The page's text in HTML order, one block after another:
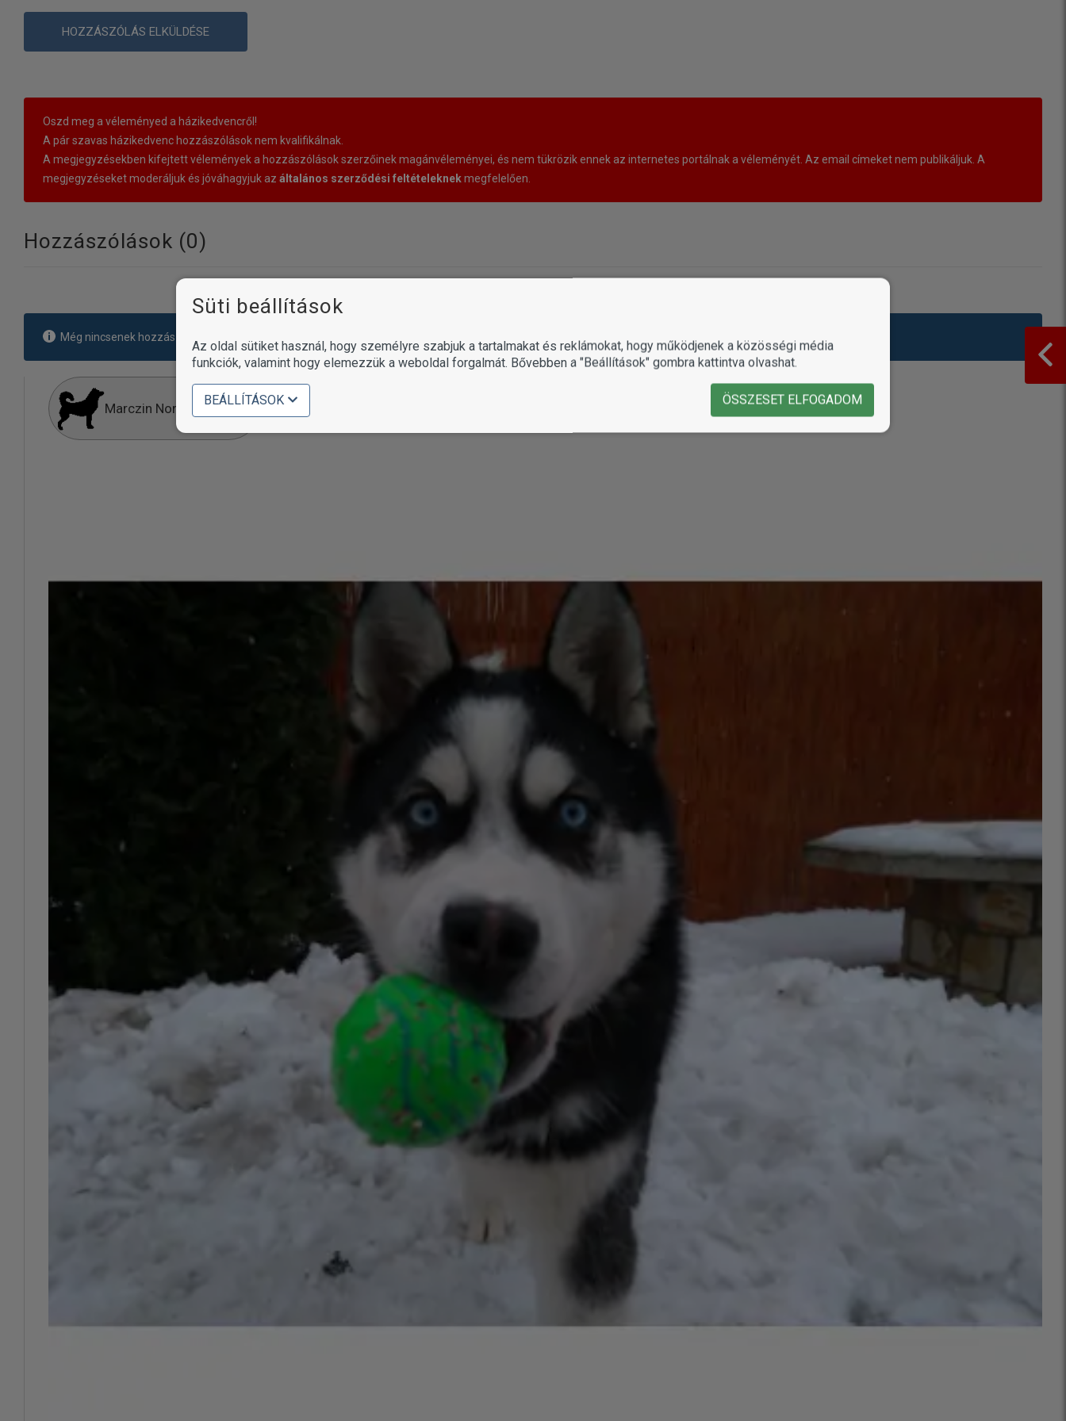
HOZZÁSZÓLÁS ELKÜLDÉSE
Oszd meg a véleményed a házikedvencről!
A pár szavas házikedvenc hozzászólások nem kvalifikálnak.
A megjegyzésekben kifejtett vélemények a hozzászólások szerzőinek magánvéleményei, és nem tükrözik ennek az internetes portálnak a véleményét. Az email címeket nem publikáljuk. A
megjegyzéseket moderáljuk és jóváhagyjuk az általános szerződési feltételeknekmegfelelően.
Hozzászólások (0)
Még nincsenek hozzászólások. Légy te az első!
Marczin Norbert Robert
Süti beállítások
Az oldal sütiket használ, hogy személyre szabjuk a tartalmakat és reklámokat, hogy működjenek a közösségi média
funkciók, valamint hogy elemezzük a weboldal forgalmát. Bővebben a "Beállítások" gombra kattintva olvashat.
BEÁLLÍTÁSOK ÖSSZESET ELFOGADOM